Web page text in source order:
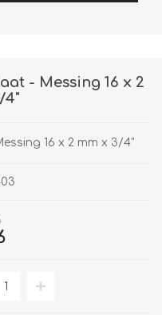
- Messing 16 x 2
4"
16 x 2 mm x 3/4"